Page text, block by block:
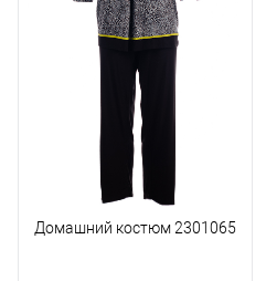
Домашний костюм 2301065